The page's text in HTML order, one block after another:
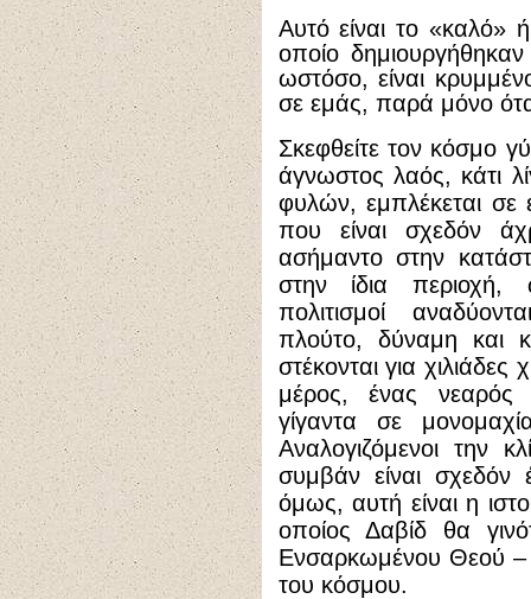
Αυτό είναι το
οποίο
ωστόσο, είναι
σε εμάς, παρά μόνο
Σκεφθείτε τον κόσμο
άγνωστος λαός, κάτι
φυλών, εμπλέκεται σε
που είναι σχεδόν
ασήμαντο στην
στην ίδια περιοχή,
πολιτισμοί
πλούτο, δύναμη και
στέκονται για
μέρος, ένας νεαρός
γίγαντα σε
Αναλογιζόμενοι την
συμβάν είναι
όμως, αυτή είναι η
οποίος Δαβίδ θα
Ενσαρκωμένου Θεού –
του κόσμου.